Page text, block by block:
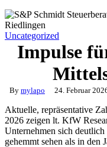
Uncategorized
Impulse
By mylapo 24. Februar
Aktuelle, repräsentative
2026 zeigen lt. KfW
Unternehmen sich
gehemmt sehen als in den